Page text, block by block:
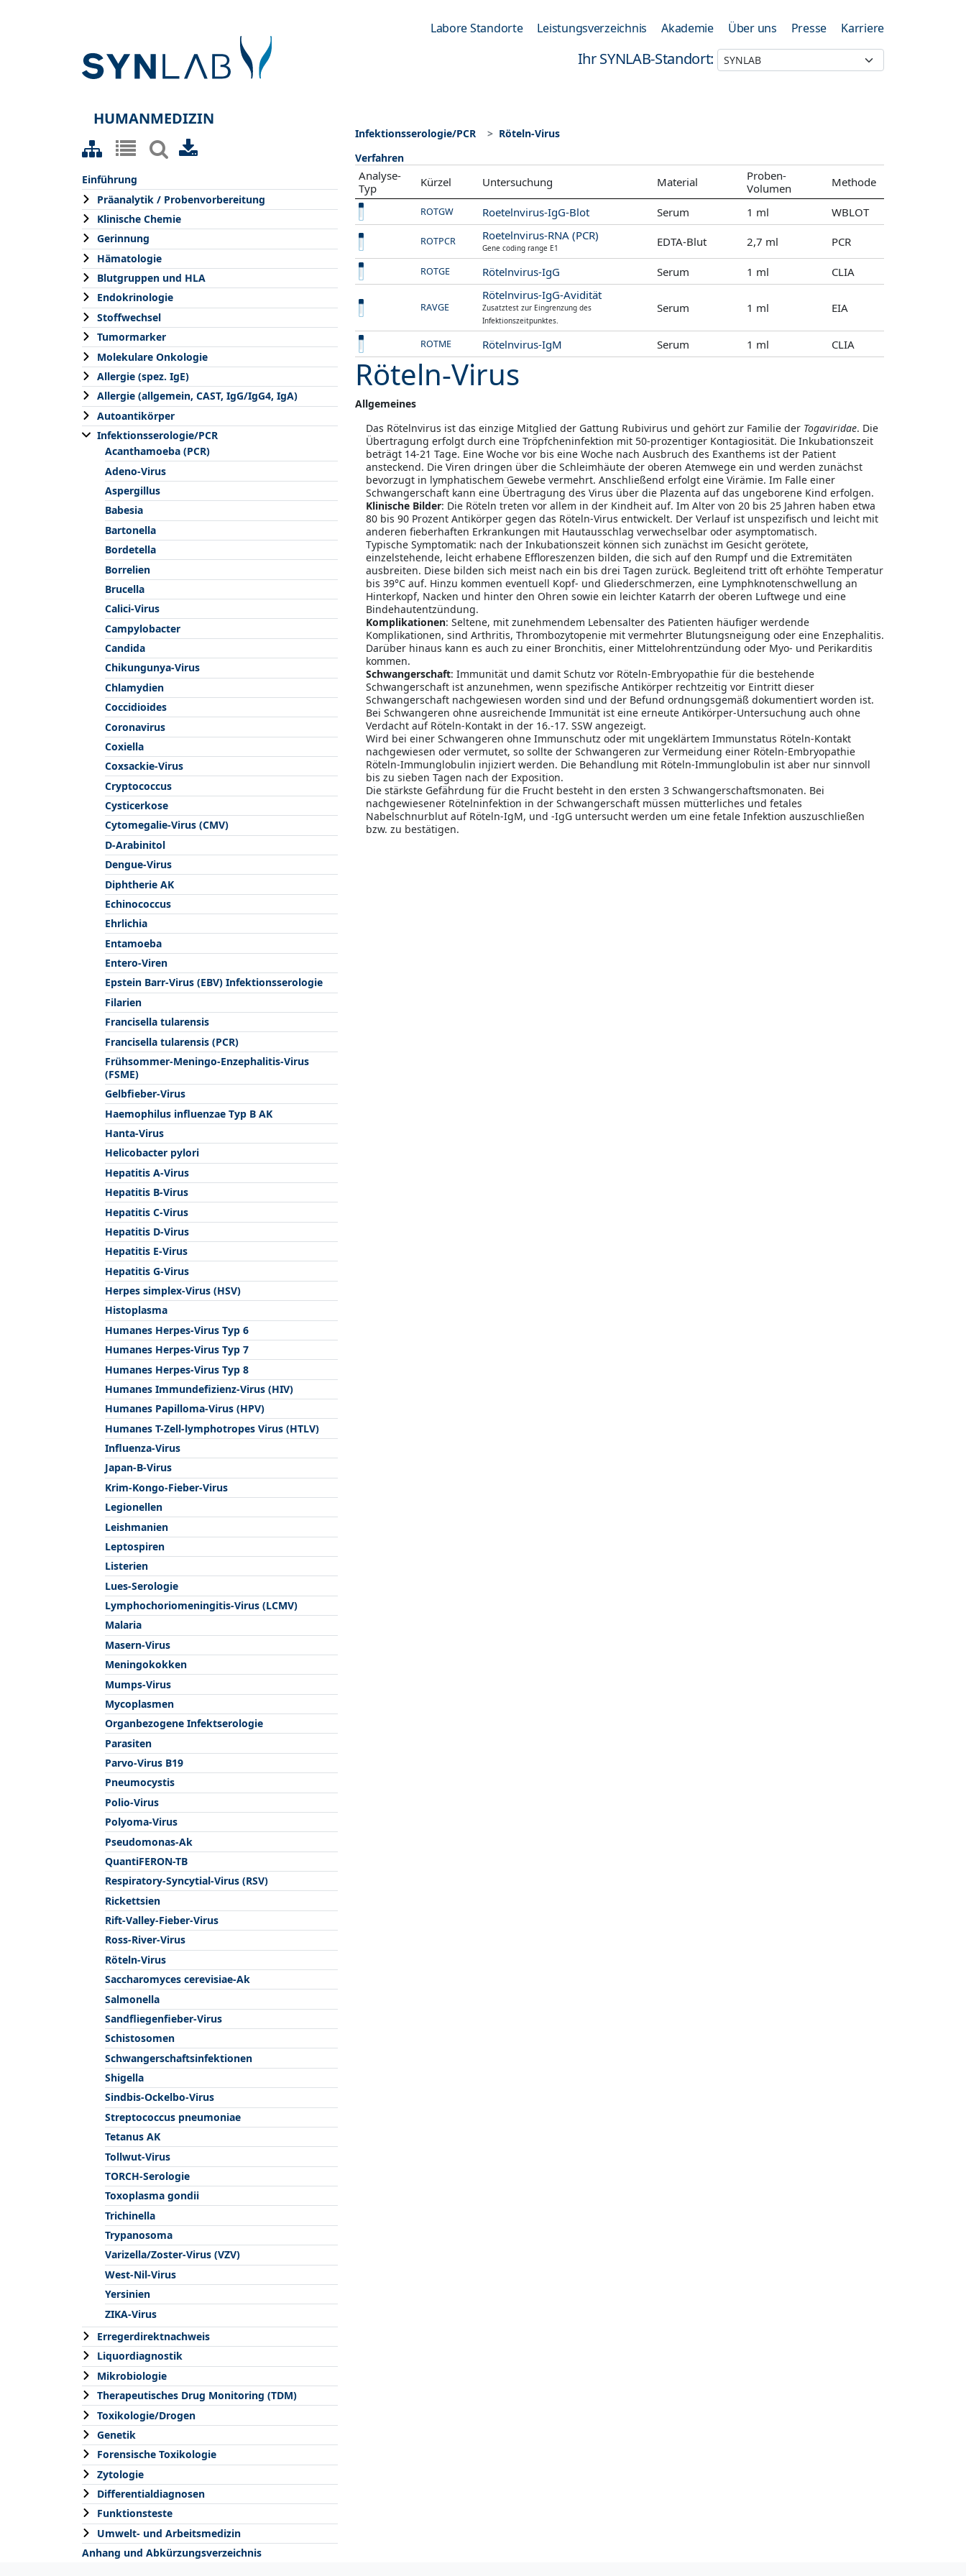
Labore Standorte Leistungsverzeichnis Akademie Über uns Presse Karriere
Ihr SYNLAB-Standort:
HUMANMEDIZIN
Einführung
Präanalytik / Probenvorbereitung
Klinische Chemie
Gerinnung
Hämatologie
Blutgruppen und HLA
Endokrinologie
Stoffwechsel
Tumormarker
Molekulare Onkologie
Allergie (spez. IgE)
Allergie (allgemein, CAST, IgG/IgG4, IgA)
Autoantikörper
Infektionsserologie/PCR
Acanthamoeba (PCR)
Adeno-Virus
Aspergillus
Babesia
Bartonella
Bordetella
Borrelien
Brucella
Calici-Virus
Campylobacter
Candida
Chikungunya-Virus
Chlamydien
Coccidioides
Coronavirus
Coxiella
Coxsackie-Virus
Cryptococcus
Cysticerkose
Cytomegalie-Virus (CMV)
D-Arabinitol
Dengue-Virus
Diphtherie AK
Echinococcus
Ehrlichia
Entamoeba
Entero-Viren
Epstein Barr-Virus (EBV) Infektionsserologie
Filarien
Francisella tularensis
Francisella tularensis (PCR)
Frühsommer-Meningo-Enzephalitis-Virus
(FSME)
Gelbfieber-Virus
Haemophilus influenzae Typ B AK
Hanta-Virus
Helicobacter pylori
Hepatitis A-Virus
Hepatitis B-Virus
Hepatitis C-Virus
Hepatitis D-Virus
Hepatitis E-Virus
Hepatitis G-Virus
Herpes simplex-Virus (HSV)
Histoplasma
Humanes Herpes-Virus Typ 6
Humanes Herpes-Virus Typ 7
Humanes Herpes-Virus Typ 8
Humanes Immundefizienz-Virus (HIV)
Humanes Papilloma-Virus (HPV)
Humanes T-Zell-lymphotropes Virus (HTLV)
Influenza-Virus
Japan-B-Virus
Krim-Kongo-Fieber-Virus
Legionellen
Leishmanien
Leptospiren
Listerien
Lues-Serologie
Lymphochoriomeningitis-Virus (LCMV)
Malaria
Masern-Virus
Meningokokken
Mumps-Virus
Mycoplasmen
Organbezogene Infektserologie
Parasiten
Parvo-Virus B19
Pneumocystis
Polio-Virus
Polyoma-Virus
Pseudomonas-Ak
QuantiFERON-TB
Respiratory-Syncytial-Virus (RSV)
Rickettsien
Rift-Valley-Fieber-Virus
Ross-River-Virus
Röteln-Virus
Saccharomyces cerevisiae-Ak
Salmonella
Sandfliegenfieber-Virus
Schistosomen
Schwangerschaftsinfektionen
Shigella
Sindbis-Ockelbo-Virus
Streptococcus pneumoniae
Tetanus AK
Tollwut-Virus
TORCH-Serologie
Toxoplasma gondii
Trichinella
Trypanosoma
Varizella/Zoster-Virus (VZV)
West-Nil-Virus
Yersinien
ZIKA-Virus
Erregerdirektnachweis
Liquordiagnostik
Mikrobiologie
Therapeutisches Drug Monitoring (TDM)
Toxikologie/Drogen
Genetik
Forensische Toxikologie
Zytologie
Differentialdiagnosen
Funktionsteste
Umwelt- und Arbeitsmedizin
Anhang und Abkürzungsverzeichnis
Infektionsserologie/PCR
Röteln-Virus
Verfahren
Analyse-
Typ
Kürzel Untersuchung Material
Proben-
Volumen
Methode
ROTGW Roetelnvirus-IgG-Blot Serum 1 ml WBLOT
ROTPCR Roetelnvirus-RNA (PCR)
Gene coding range E1 EDTA-Blut 2,7 ml PCR
ROTGE Rötelnvirus-IgG Serum 1 ml CLIA
RAVGE
Rötelnvirus-IgG-Avidität
Zusatztest zur Eingrenzung des
Infektionszeitpunktes.
Serum 1 ml EIA
ROTME Rötelnvirus-IgM Serum 1 ml CLIA
Röteln-Virus
Allgemeines
Das Rötelnvirus ist das einzige Mitglied der Gattung Rubivirus und gehört zur Familie der Togaviridae. Die
Übertragung erfolgt durch eine Tröpfcheninfektion mit 50-prozentiger Kontagiosität. Die Inkubationszeit
beträgt 14-21 Tage. Eine Woche vor bis eine Woche nach Ausbruch des Exanthems ist der Patient
ansteckend. Die Viren dringen über die Schleimhäute der oberen Atemwege ein und werden zunächst
bevorzugt in lymphatischem Gewebe vermehrt. Anschließend erfolgt eine Virämie. Im Falle einer
Schwangerschaft kann eine Übertragung des Virus über die Plazenta auf das ungeborene Kind erfolgen.
Klinische Bilder: Die Röteln treten vor allem in der Kindheit auf. Im Alter von 20 bis 25 Jahren haben etwa
80 bis 90 Prozent Antikörper gegen das Röteln-Virus entwickelt. Der Verlauf ist unspezifisch und leicht mit
anderen fieberhaften Erkrankungen mit Hautausschlag verwechselbar oder asymptomatisch.
Typische Symptomatik: nach der Inkubationszeit können sich zunächst im Gesicht gerötete,
einzelstehende, leicht erhabene Effloreszenzen bilden, die sich auf den Rumpf und die Extremitäten
ausbreiten. Diese bilden sich meist nach ein bis drei Tagen zurück. Begleitend tritt oft erhöhte Temperatur
bis 39°C auf. Hinzu kommen eventuell Kopf- und Gliederschmerzen, eine Lymphknotenschwellung an
Hinterkopf, Nacken und hinter den Ohren sowie ein leichter Katarrh der oberen Luftwege und eine
Bindehautentzündung.
Komplikationen: Seltene, mit zunehmendem Lebensalter des Patienten häufiger werdende
Komplikationen, sind Arthritis, Thrombozytopenie mit vermehrter Blutungsneigung oder eine Enzephalitis.
Darüber hinaus kann es auch zu einer Bronchitis, einer Mittelohrentzündung oder Myo- und Perikarditis
kommen.
Schwangerschaft: Immunität und damit Schutz vor Röteln-Embryopathie für die bestehende
Schwangerschaft ist anzunehmen, wenn spezifische Antikörper rechtzeitig vor Eintritt dieser
Schwangerschaft nachgewiesen worden sind und der Befund ordnungsgemäß dokumentiert worden ist.
Bei Schwangeren ohne ausreichende Immunität ist eine erneute Antikörper-Untersuchung auch ohne
Verdacht auf Röteln-Kontakt in der 16.-17. SSW angezeigt.
Wird bei einer Schwangeren ohne Immunschutz oder mit ungeklärtem Immunstatus Röteln-Kontakt
nachgewiesen oder vermutet, so sollte der Schwangeren zur Vermeidung einer Röteln-Embryopathie
Röteln-Immunglobulin injiziert werden. Die Behandlung mit Röteln-Immunglobulin ist aber nur sinnvoll
bis zu sieben Tagen nach der Exposition.
Die stärkste Gefährdung für die Frucht besteht in den ersten 3 Schwangerschaftsmonaten. Bei
nachgewiesener Rötelninfektion in der Schwangerschaft müssen mütterliches und fetales
Nabelschnurblut auf Röteln-IgM, und -IgG untersucht werden um eine fetale Infektion auszuschließen
bzw. zu bestätigen.